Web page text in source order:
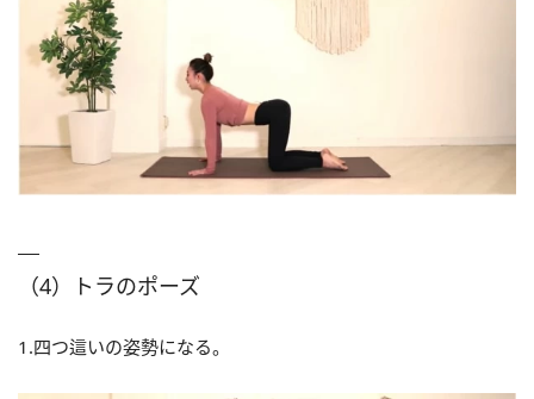
（4）トラのポーズ
1.四つ這いの姿勢になる。